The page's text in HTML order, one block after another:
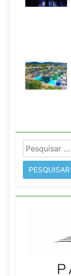
Pesquisar
por: